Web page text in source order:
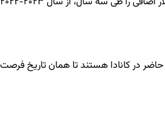
افرادی که از طریق این مجوز در حال حاضر در کانادا هستند تا همان تاریخ فرصت